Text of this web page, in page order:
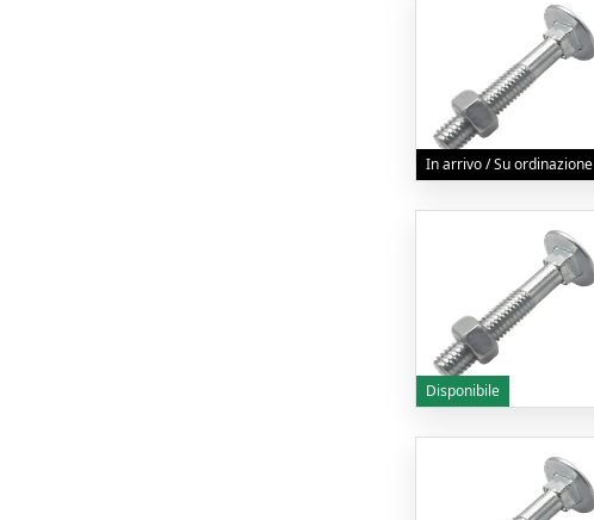
In arrivo / Su ordinazione
Disponibile